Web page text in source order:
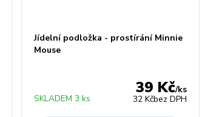
Jídelní podložka - prostírání Minnie
Mouse
39 Kč/ks
32 Kčbez DPH
SKLADEM 3 ks